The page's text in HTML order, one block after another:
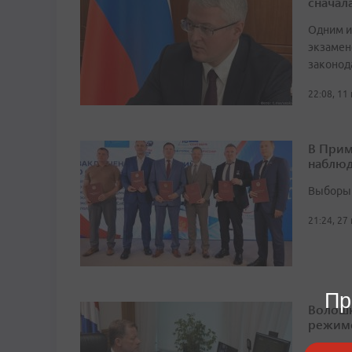
Одним
22:08, 11
В
Выборы
21:24, 27